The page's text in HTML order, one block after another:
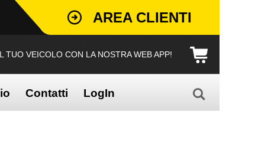
AREA CLIENTI
TUO VEICOLO CON LA NOSTRA WEB APP!
Contatti LogIn